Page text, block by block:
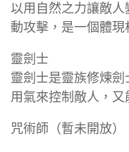
以用自然之力讓敵
動攻擊，是一個體現
靈劍士
靈劍士是靈族修煉
用氣來控制敵人，又
咒術師（暫未開放）